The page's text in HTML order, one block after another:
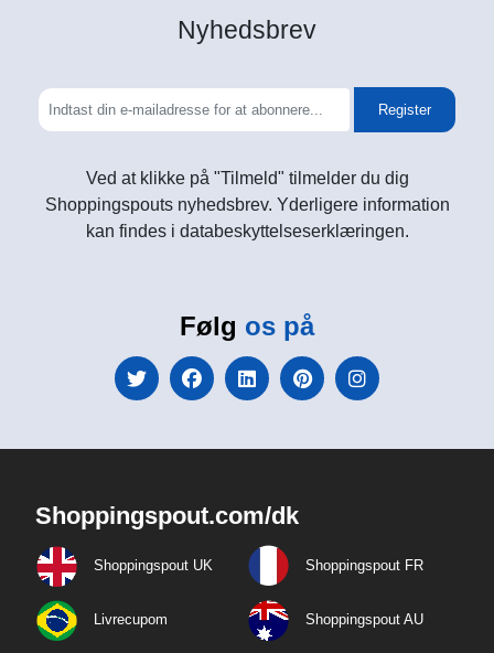
Nyhedsbrev
Register
Ved at klikke på "Tilmeld" tilmelder du dig
Shoppingspouts nyhedsbrev. Yderligere information
kan findes i databeskyttelseserklæringen.
Følg os på
Shoppingspout.com/dk
Shoppingspout UK Shoppingspout FR
Livrecupom Shoppingspout AU